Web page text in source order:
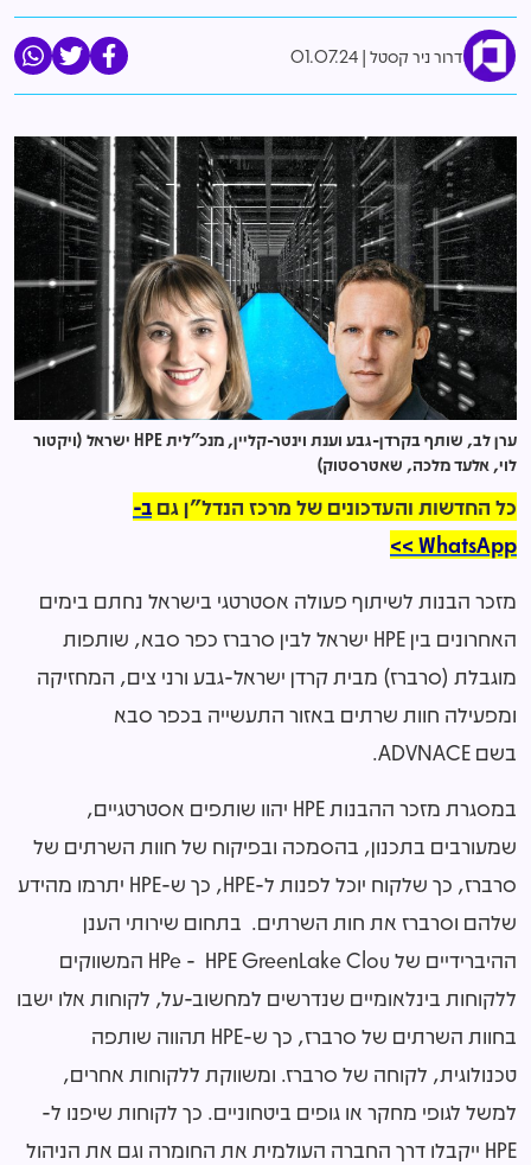
דרור ניר קסטל 01.07.24
ערן לב, שותף בקרדן-גבע וענת וינטר-קליין, מנכ"לית HPE ישראל (ויקטור
לוי, אלעד מלכה, שאטרסטוק)
כל החדשות והעדכונים של מרכז הנדל"ן גם ב-
WhatsApp >>
מזכר הבנות לשיתוף פעולה אסטרטגי בישראל נחתם בימים
האחרונים בין HPE ישראל לבין סרברז כפר סבא, שותפות
מוגבלת (סרברז) מבית קרדן ישראל-גבע ורני צים, המחזיקה
ומפעילה חוות שרתים באזור התעשייה בכפר סבא
בשם ADVNACE.
במסגרת מזכר ההבנות HPE יהוו שותפים אסטרטגיים,
שמעורבים בתכנון, בהסמכה ובפיקוח של חוות השרתים של
סרברז, כך שלקוח יוכל לפנות ל-HPE, כך ש-HPE יתרמו מהידע
שלהם וסרברז את חות השרתים. בתחום שירותי הענן
ההיברידיים של HPe - HPE GreenLake Clou המשווקים
ללקוחות בינלאומיים שנדרשים למחשוב-על, לקוחות אלו ישבו
בחוות השרתים של סרברז, כך ש-HPE תהווה שותפה
טכנולוגית, לקוחה של סרברז. ומשווקת ללקוחות אחרים,
למשל לגופי מחקר או גופים ביטחוניים. כך לקוחות שיפנו ל-
HPE ייקבלו דרך החברה העולמית את החומרה וגם את הניהול